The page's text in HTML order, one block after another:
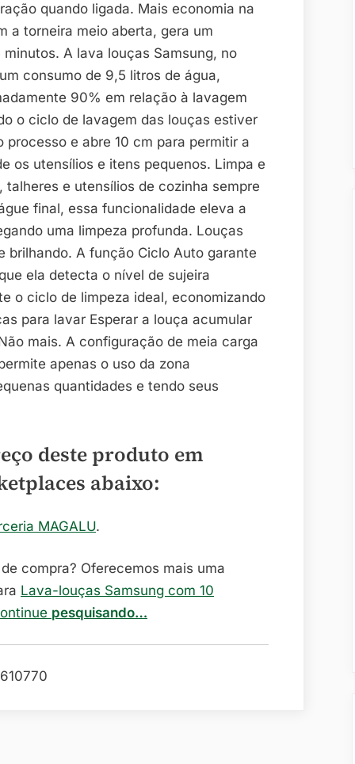
quando ligada. Mais economia na
a torneira meio aberta, gera um
A lava louças Samsung, no
consumo de 9,5 litros de água,
90% em relação à lavagem
o ciclo de lavagem das louças estiver
e abre 10 cm para permitir a
os utensílios e itens pequenos. Limpa e
e utensílios de cozinha sempre
final, essa funcionalidade eleva a
uma limpeza profunda. Louças
brilhando. A função Ciclo Auto garante
ela detecta o nível de sujeira
o ciclo de limpeza ideal, economizando
para lavar Esperar a louça acumular
mais. A configuração de meia carga
apenas o uso da zona
quantidades e tendo seus
deste produto em
abaixo:
MAGALU.
compra? Oferecemos mais uma
Lava-louças Samsung com 10
pesquisando…